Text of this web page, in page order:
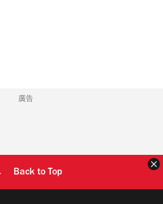
廣告
Back to Top